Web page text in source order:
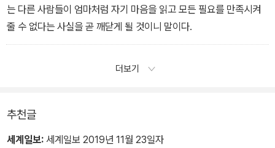
[…] 아빠들이 아기와 매일 직접적인 접촉을 하지 않으면, 부모와 자
녀 사이의 공시성을 위해 필요한 강력한 아빠의 뇌 회로가 형성되지
않을 수도 있다. 그렇게 밀접한 상호관계를 맺기 위한 환경은 사실 출
는 다른 사람들이 엄마처럼 자기 마음을 읽고 모든 필요를 만족시켜
줄 수 없다는 사실을 곧 깨닫게 될 것이니 말이다.
더보기
추천글
세계일보: 세계일보 2019년 11월 23일자